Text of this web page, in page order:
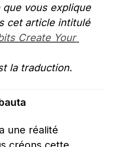
que vous explique
cet article intitulé
Create Your
la traduction.
une réalité